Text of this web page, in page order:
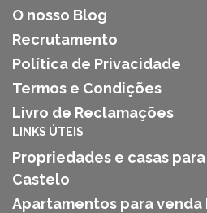
O nosso Blog
Recrutamento
Política de Privacidade
Termos e Condições
Livro de Reclamações
LINKS ÚTEIS
Propriedades e casas
Castelo
Apartamentos para venda